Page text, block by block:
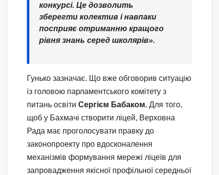
конкурсі. Це дозволить
зберегти колектив і навпаки
посприяє отриманню кращого
рівня знань серед школярів».
Гунько зазначає. Що вже обговорив ситуацію
із головою парламентського комітету з
питань освіти Сергієм Бабаком. Для того,
щоб у Бахмачі створити ліцей, Верховна
Рада має проголосувати правку до
законопроекту про вдосконалення
механізмів формування мережі ліцеїв для
запровадження якісної профільної середньої